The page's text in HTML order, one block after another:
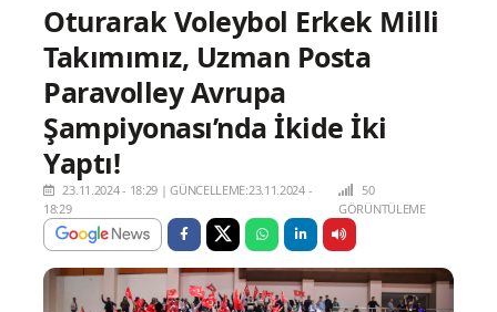
Oturarak Voleybol Erkek Milli
Takımımız, Uzman Posta
Paravolley Avrupa
Şampiyonası’nda İkide İki
Yaptı!
23.11.2024 - 18:29 |GÜNCELLEME:23.11.2024 -
18:29
50
GÖRÜNTÜLEME